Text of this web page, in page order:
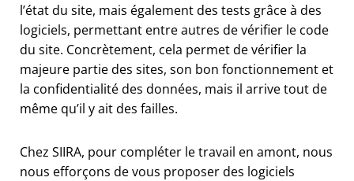
l’état du site, mais également des tests grâce à des
logiciels, permettant entre autres de vérifier le code
du site. Concrètement, cela permet de vérifier la
majeure partie des sites, son bon fonctionnement et
la confidentialité des données, mais il arrive tout de
même qu’il y ait des failles.
Chez SIIRA, pour compléter le travail en amont, nous
nous efforçons de vous proposer des logiciels